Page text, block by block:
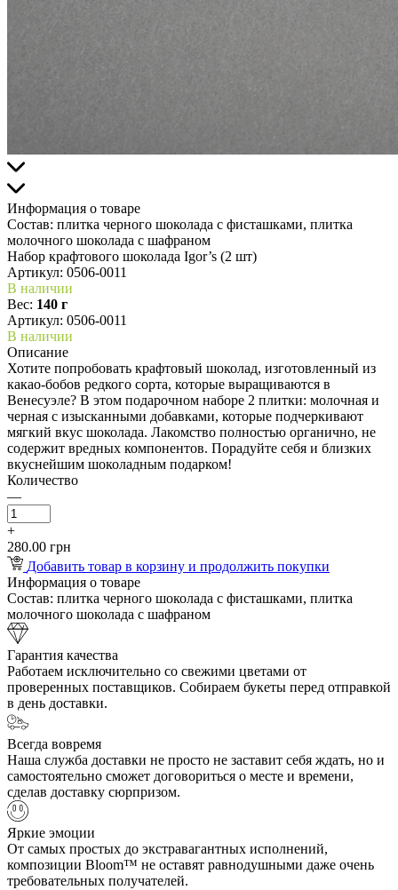
Информация о товаре
Состав: плитка черного шоколада с фисташками, плитка
молочного шоколада с шафраном
Набор крафтового шоколада Igor’s (2 шт)
Артикул: 0506-0011
В наличии
Вес: 140 г
Артикул: 0506-0011
В наличии
Описание
Хотите попробовать крафтовый шоколад, изготовленный из
какао-бобов редкого сорта, которые выращиваются в
Венесуэле? В этом подарочном наборе 2 плитки: молочная и
черная с изысканными добавками, которые подчеркивают
мягкий вкус шоколада. Лакомство полностью органично, не
содержит вредных компонентов. Порадуйте себя и близких
вкуснейшим шоколадным подарком!
Количество
—
+
280.00 грн
Добавить товар в корзину и продолжить покупки
Информация о товаре
Состав: плитка черного шоколада с фисташками, плитка
молочного шоколада с шафраном
Гарантия качества
Работаем исключительно со свежими цветами от
проверенных поставщиков. Собираем букеты перед отправкой
в день доставки.
Всегда вовремя
Наша служба доставки не просто не заставит себя ждать, но и
самостоятельно сможет договориться о месте и времени,
сделав доставку сюрпризом.
Яркие эмоции
От самых простых до экстравагантных исполнений,
композиции Bloom™ не оставят равнодушными даже очень
требовательных получателей.